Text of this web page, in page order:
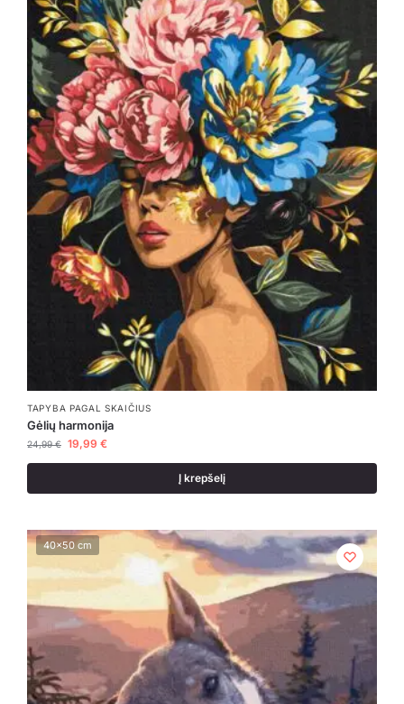
TAPYBA PAGAL SKAIČIUS
Gėlių harmonija
24,99€ 19,99 €
Į krepšelį
40x50 cm